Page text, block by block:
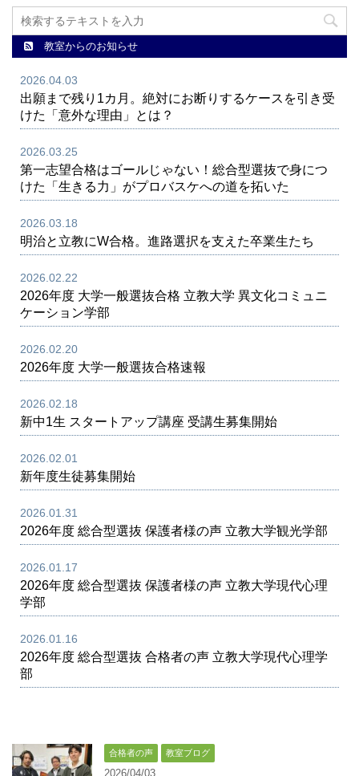
教室からのお知らせ
2026.04.03
出願まで残り1カ月。絶対にお断りするケースを引き受
けた「意外な理由」とは？
2026.03.25
第一志望合格はゴールじゃない！総合型選抜で身につ
けた「生きる力」がプロバスケへの道を拓いた
2026.03.18
明治と立教にW合格。進路選択を支えた卒業生たち
2026.02.22
2026年度 大学一般選抜合格 立教大学 異文化コミュニ
ケーション学部
2026.02.20
2026年度 大学一般選抜合格速報
2026.02.18
新中1生 スタートアップ講座 受講生募集開始
2026.02.01
新年度生徒募集開始
2026.01.31
2026年度 総合型選抜 保護者様の声 立教大学観光学部
2026.01.17
2026年度 総合型選抜 保護者様の声 立教大学現代心理
学部
2026.01.16
2026年度 総合型選抜 合格者の声 立教大学現代心理学
部
合格者の声 教室ブログ
2026/04/03